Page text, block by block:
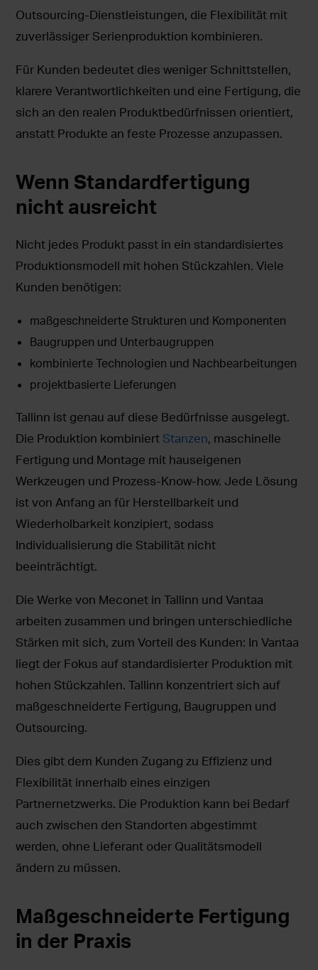
Outsourcing-Dienstleistungen, die Flexibilität mit
zuverlässiger Serienproduktion kombinieren.
Für Kunden bedeutet dies weniger Schnittstellen,
klarere Verantwortlichkeiten und eine Fertigung, die
sich an den realen Produktbedürfnissen orientiert,
anstatt Produkte an feste Prozesse anzupassen.
Wenn Standardfertigung
nicht ausreicht
Nicht jedes Produkt passt in ein standardisiertes
Produktionsmodell mit hohen Stückzahlen. Viele
Kunden benötigen:
maßgeschneiderte Strukturen und Komponenten
Baugruppen und Unterbaugruppen
kombinierte Technologien und Nachbearbeitungen
projektbasierte Lieferungen
Tallinn ist genau auf diese Bedürfnisse ausgelegt.
Die Produktion kombiniert Stanzen, maschinelle
Fertigung und Montage mit hauseigenen
Werkzeugen und Prozess-Know-how. Jede Lösung
ist von Anfang an für Herstellbarkeit und
Wiederholbarkeit konzipiert, sodass
Individualisierung die Stabilität nicht
beeinträchtigt.
Die Werke von Meconet in Tallinn und Vantaa
arbeiten zusammen und bringen unterschiedliche
Stärken mit sich, zum Vorteil des Kunden: In Vantaa
liegt der Fokus auf standardisierter Produktion mit
hohen Stückzahlen. Tallinn konzentriert sich auf
maßgeschneiderte Fertigung, Baugruppen und
Outsourcing.
Dies gibt dem Kunden Zugang zu Effizienz und
Flexibilität innerhalb eines einzigen
Partnernetzwerks. Die Produktion kann bei Bedarf
auch zwischen den Standorten abgestimmt
werden, ohne Lieferant oder Qualitätsmodell
ändern zu müssen.
Maßgeschneiderte Fertigung
in der Praxis